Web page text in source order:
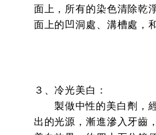
面上，所有的染色清除乾
面上的凹洞處、溝槽處，
３、冷光美白：
製做中性的美白劑，
出的光源，漸進滲入牙齒